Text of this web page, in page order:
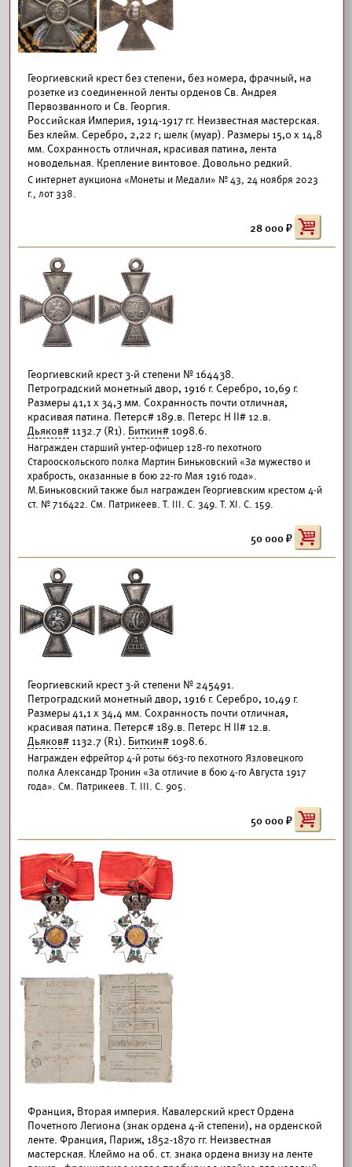
Георгиевский крест без степени, без номера, фрачный, на
розетке из соединенной ленты орденов Св. Андрея
Первозванного и Св. Георгия.
Российская Империя, 1914-1917 гг. Неизвестная мастерская.
Без клейм. Серебро, 2,22 г; шелк (муар). Размеры 15,0 x 14,8
мм. Сохранность отличная, красивая патина, лента
новодельная. Крепление винтовое. Довольно редкий.
С интернет аукциона «Монеты и Медали» № 43, 24 ноября 2023
г., лот 338.
28 000
Георгиевский крест 3-й степени № 164438.
Петроградский монетный двор, 1916 г. Серебро, 10,69 г.
Размеры 41,1 х 34,3 мм. Сохранность почти отличная,
красивая патина. Петерс# 189.в. Петерс Н II# 12.в.
Дьяков# 1132.7 (R1). Биткин# 1098.6.
Награжден старший унтер-офицер 128-го пехотного
Старооскольского полка Мартин Биньковский «За мужество и
храбрость, оказанные в бою 22-го Мая 1916 года».
М.Биньковский также был награжден Георгиевским крестом 4-й
ст. № 716422. См. Патрикеев. Т. III. С. 349. Т. XI. С. 159.
50 000
Георгиевский крест 3-й степени № 245491.
Петроградский монетный двор, 1916 г. Серебро, 10,49 г.
Размеры 41,1 х 34,4 мм. Сохранность почти отличная,
красивая патина. Петерс# 189.в. Петерс Н II# 12.в.
Дьяков# 1132.7 (R1). Биткин# 1098.6.
Награжден ефрейтор 4-й роты 663-го пехотного Язловецкого
полка Александр Тронин «За отличие в бою 4-го Августа 1917
года». См. Патрикеев. Т. III. С. 905.
50 000
Франция, Вторая империя. Кавалерский крест Ордена
Почетного Легиона (знак ордена 4-й степени), на орденской
ленте. Франция, Париж, 1852-1870 гг. Неизвестная
мастерская. Клеймо на об. ст. знака ордена внизу на ленте